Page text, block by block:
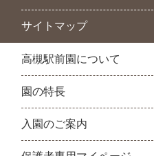
サイトマップ
高槻駅前園について
園の特長
入園のご案内